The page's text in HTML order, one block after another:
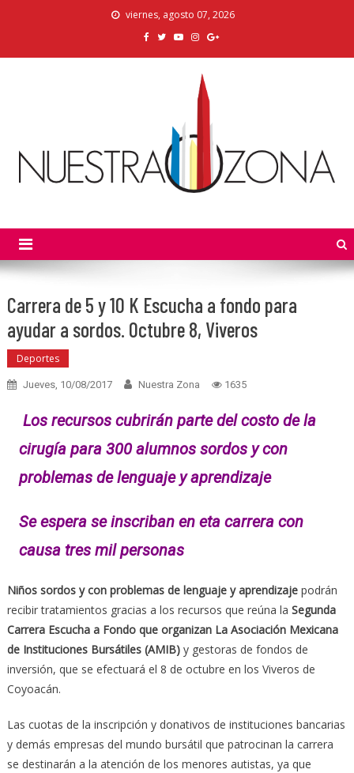
viernes, agosto 07, 2026
Carrera de 5 y 10 K Escucha a fondo para
ayudar a sordos. Octubre 8, Viveros
Deportes
Jueves, 10/08/2017 Nuestra Zona 1635
Los recursos cubrirán parte del costo de la
cirugía para 300 alumnos sordos y con
problemas de lenguaje y aprendizaje
Se espera se inscriban en eta carrera con
causa tres mil personas
Niños sordos y con problemas de lenguaje y aprendizajepodrán
recibir tratamientos gracias a los recursos que reúna la Segunda
Carrera Escucha a Fondo que organizan La Asociación Mexicana
de Instituciones Bursátiles (AMIB)y gestoras de fondos de
inversión, que se efectuará el 8 de octubre en los Viveros de
Coyoacán.
Las cuotas de la inscripción y donativos de instituciones bancarias
y demás empresas del mundo bursátil que patrocinan la carrera
se destinarán a la atención de los menores autistas, ya que